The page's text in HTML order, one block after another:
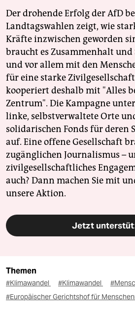
Der drohende Erfolg der AfD
Landtagswahlen zeigt, wie
Kräfte inzwischen geworden
braucht es Zusammenhalt
und vor allem mit den
für eine starke
kooperiert deshalb mit "Alles
Zentrum". Die Kampagne
linke, selbstverwaltete Orte
solidarischen Fonds für deren
auf. Eine offene Gesellschaft
zugänglichen Journalismus –
zivilgesellschaftliches
auch? Dann machen Sie mit
unsere Aktion.
Jetzt
Themen
#Klimawandel #Klimawandel
#Europäischer Gerichtshof für